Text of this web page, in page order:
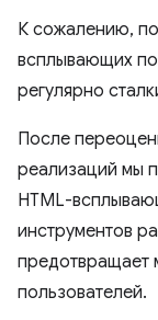
К сожалению,
всплывающих
регулярно
После
реализаций мы
HTML-
инструментов
предотвращает
пользователей.